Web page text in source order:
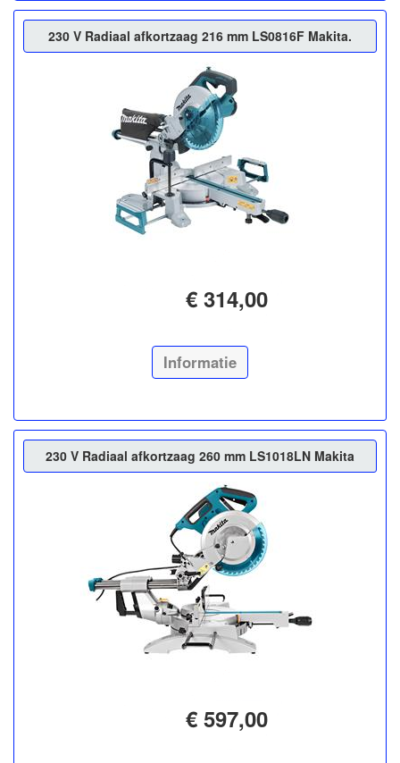
230 V Radiaal afkortzaag 216 mm LS0816F Makita.
€ 314,00
Informatie
230 V Radiaal afkortzaag 260 mm LS1018LN Makita
€ 597,00